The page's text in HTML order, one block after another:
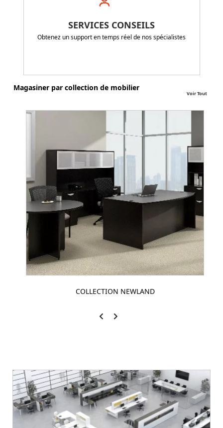
SERVICES CONSEILS
Obtenez un support en temps réel de nos spécialistes
Magasiner par collection de mobilier
Voir Tout
COLLECTION NEWLAND